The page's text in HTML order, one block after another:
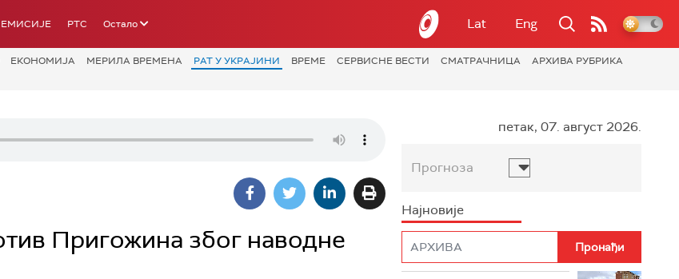
ЕМИСИЈЕ РТС Остало Lat Eng
ЕКОНОМИЈА МЕРИЛА ВРЕМЕНА РАТ У УКРАЈИНИ ВРЕМЕ СЕРВИСНЕ ВЕСТИ СМАТРАЧНИЦА
АРХИВА РУБРИКА
Пригожина због наводне
петак, 07. август 2026.
Прогноза
Најновије